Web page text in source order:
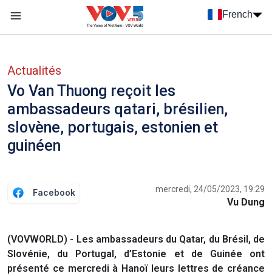
French
Actualités
Vo Van Thuong reçoit les
ambassadeurs qatari, brésilien,
slovène, portugais, estonien et
guinéen
Facebook mercredi, 24/05/2023, 19:29
Vu Dung
(VOVWORLD) - Les ambassadeurs du Qatar, du Brésil, de
Slovénie, du Portugal, d’Estonie et de Guinée ont
présenté ce mercredi à Hanoï leurs lettres de créance